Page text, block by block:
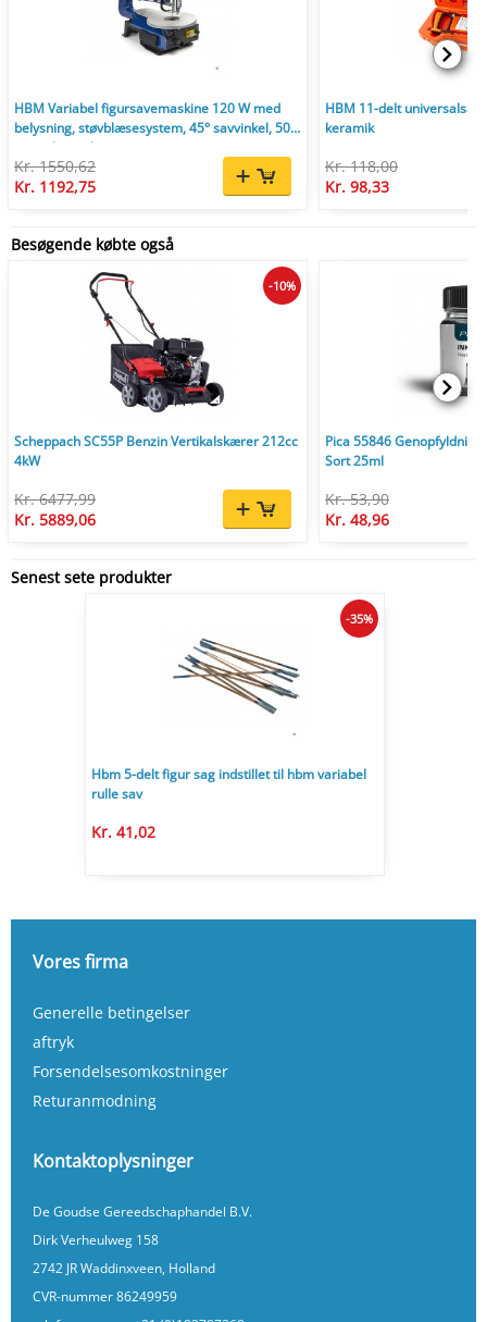
HBM Variabel figursavemaskine 120 W med
belysning, støvblæsesystem, 45° savvinkel, 50
mm, til metal
Kr. 1550,62
Kr. 1192,75
HBM 11-delt
keramik
Kr. 118,00
Kr. 98,33
Besøgende købte også
Scheppach SC55P Benzin Vertikalskærer 212cc
4kW
Kr. 6477,99
Kr. 5889,06
-10%
Pica 55846
Sort 25ml
Kr. 53,90
Kr. 48,96
Senest sete produkter
Hbm 5-delt figur sag indstillet til hbm variabel
rulle sav
Kr. 41,02
-35%
Vores firma
Generelle betingelser
aftryk
Forsendelsesomkostninger
Returanmodning
Kontaktoplysninger
De Goudse Gereedschaphandel B.V.
Dirk Verheulweg 158
2742 JR Waddinxveen, Holland
CVR-nummer 86249959